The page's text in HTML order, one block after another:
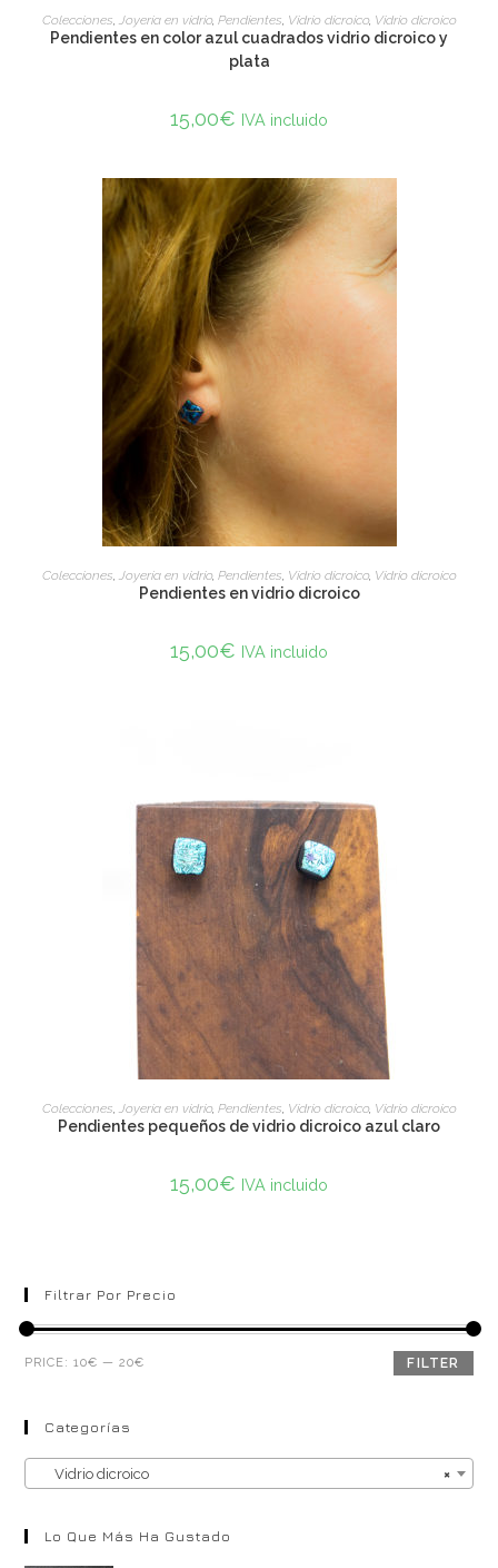
ADD TO CART
Colecciones Joyería en vidrio, Pendientes Vidrio dicroico, Vidrio dicroico
Pendientes en color azul cuadrados vidrio dicroico y
plata
15,00€ IVA incluido
ADD TO CART
Colecciones, Joyería en vidrio, Pendientes, Vidrio dicroico, Vidrio dicroico
Pendientes en vidrio dicroico
15,00€ IVA incluido
ADD TO CART
Colecciones Joyería en vidrio, Pendientes Vidrio dicroico, Vidrio dicroico
Pendientes pequeños de vidrio dicroico azul claro
15,00€ IVA incluido
Filtrar Por Precio
FILTER
PRICE:10€ —20€
Categorías
×
Vidrio dicroico
Lo Que Más Ha Gustado